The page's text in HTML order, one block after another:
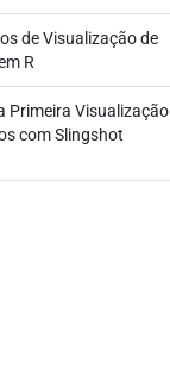
de Visualização de
R
Primeira Visualização
com Slingshot